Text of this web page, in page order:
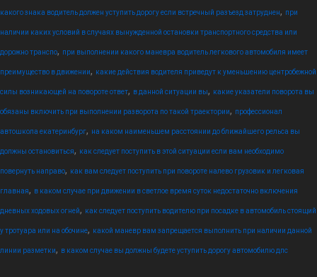
какого знака водитель должен уступить дорогу если встречный разъезд затруднен, при
наличии каких условий в случаях вынужденной остановки транспортного средства или
дорожно транспо, при выполнении какого маневра водитель легкового автомобиля имеет
преимущество в движении, какие действия водителя приведут к уменьшению центробежной
силы возникающей на повороте ответ, в данной ситуации вы, какие указатели поворота вы
обязаны включить при выполнении разворота по такой траектории, профессионал
автошкола екатеринбург, на каком наименьшем расстоянии до ближайшего рельса вы
должны остановиться, как следует поступить в этой ситуации если вам необходимо
повернуть направо, как вам следует поступить при повороте налево грузовик и легковая
главная, в каком случае при движении в светлое время суток недостаточно включения
дневных ходовых огней, как следует поступить водителю при посадке в автомобиль стоящий
у тротуара или на обочине, какой маневр вам запрещается выполнить при наличии данной
линии разметки, в каком случае вы должны будете уступить дорогу автомобилю дпс